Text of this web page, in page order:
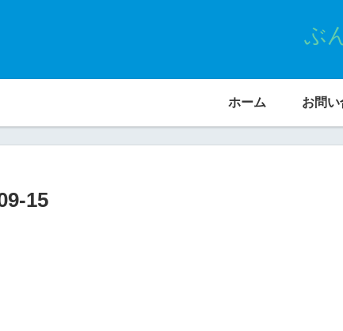
ぶ
ホーム お問
15